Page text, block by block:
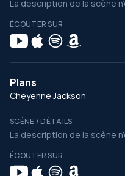
La description de la scène
ÉCOUTER SUR
Plans
Cheyenne Jackson
SCÈNE / DÉTAILS
La description de la scène
ÉCOUTER SUR